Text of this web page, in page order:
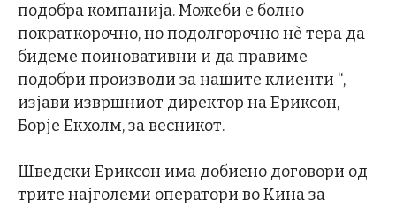
подобра компанија. Можеби е болно
пократкорочно, но подолгорочно нè тера да
бидеме поиновативни и да правиме
подобри производи за нашите клиенти “,
изјави извршниот директор на Ериксон,
Борје Екхолм, за весникот.
Шведски Ериксон има добиено договори од
трите најголеми оператори во Кина за